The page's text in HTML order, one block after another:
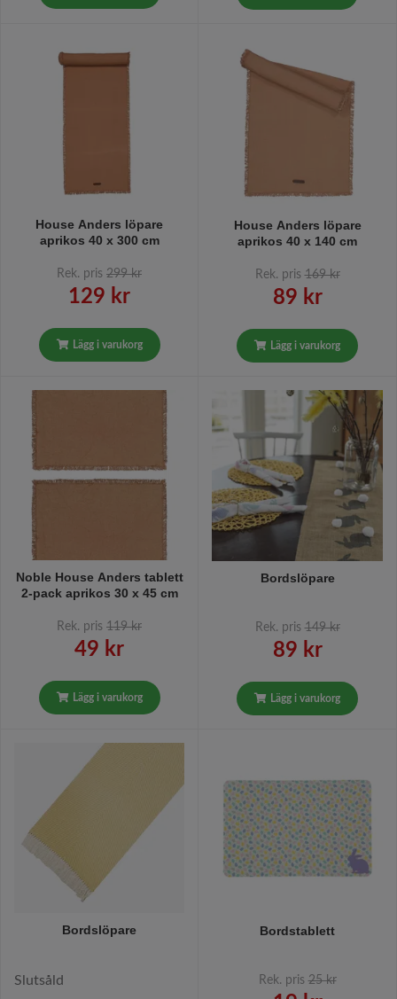
House Anders löpare
aprikos 40 x 300 cm
Rek. pris 299 kr
129 kr
Lägg i varukorg
House Anders löpare
aprikos 40 x 140 cm
Rek. pris 169 kr
89 kr
Lägg i varukorg
Noble House Anders tablett
2-pack aprikos 30 x 45 cm
Rek. pris 119 kr
49 kr
Lägg i varukorg
Bordslöpare
Rek. pris 149 kr
89 kr
Lägg i varukorg
Bordslöpare
Slutsåld
Bordstablett
Rek. pris 25 kr